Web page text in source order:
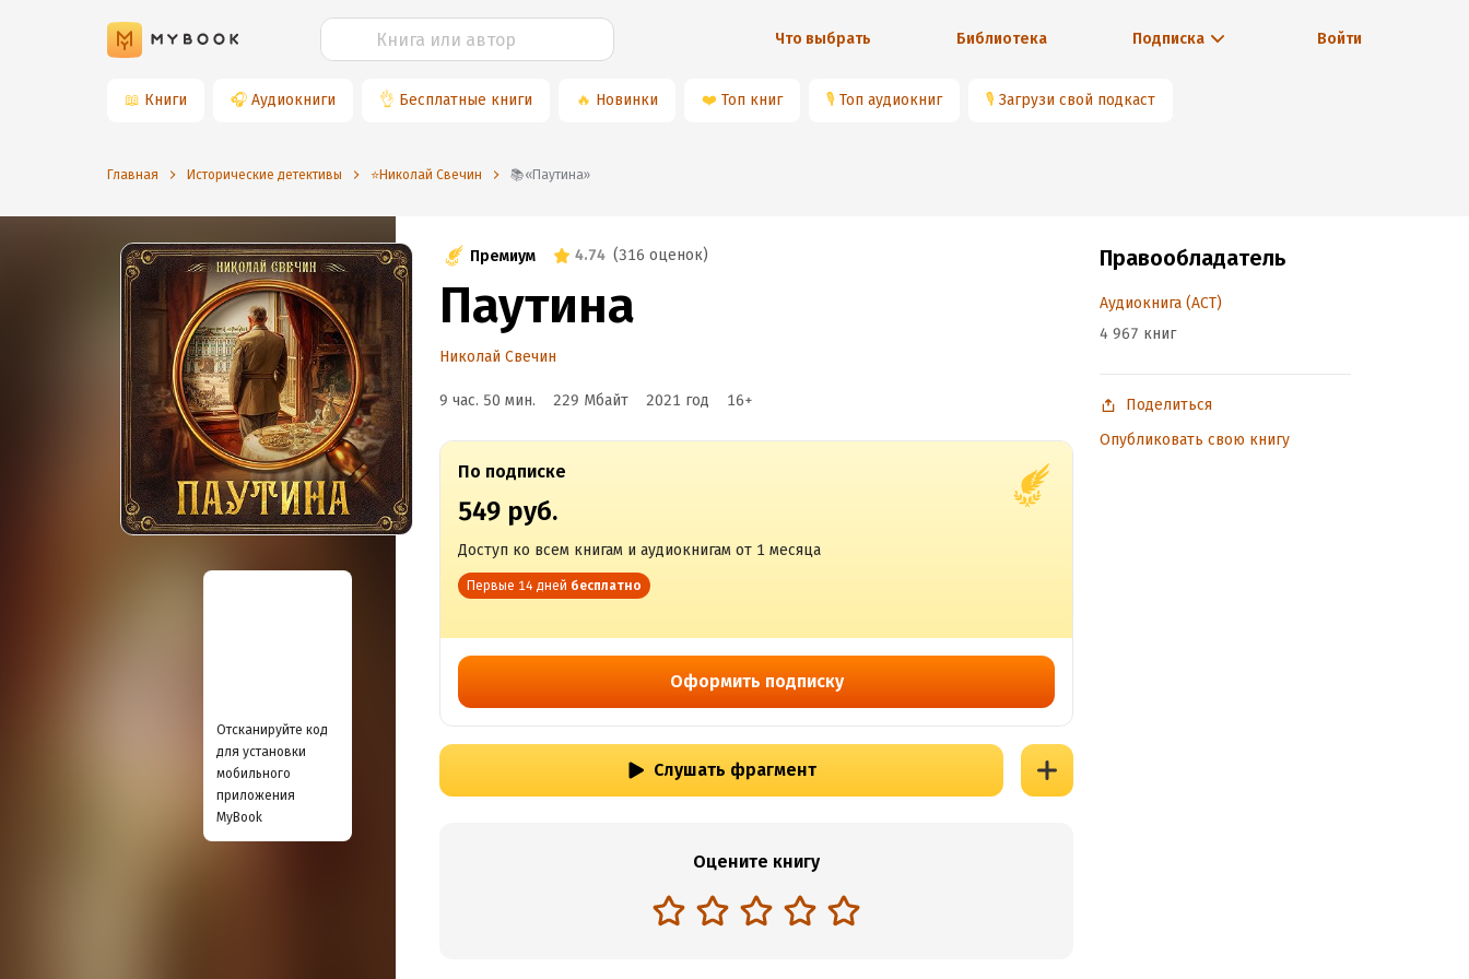
Что выбрать Библиотека Подписка Войти
📖 Книги 🎧 Аудиокниги 👌 Бесплатные книги 🔥 Новинки ❤️ Топ книг 🎙 Топ аудиокниг 🎙 Загрузи свой подкаст
Главная Исторические детективы ⭐️Николай Свечин 📚«Паутина»
Отсканируйте код
для установки
мобильного
приложения
MyBook
Премиум 4.74 (316 оценок)
Паутина
Николай Свечин
9 час. 50 мин. 229 Мбайт 2021 год 16+
По подписке
549 руб.
Доступ ко всем книгам и аудиокнигам от 1 месяца
Первые 14 дней бесплатно
Оформить подписку
Слушать фрагмент
Оцените книгу
Правообладатель
Аудиокнига (АСТ)
4 967 книг
Поделиться
Опубликовать свою книгу